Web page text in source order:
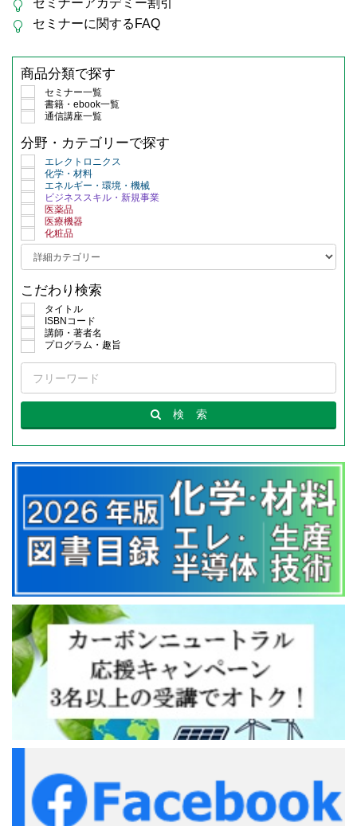
セミナーに関するFAQ
商品分類で探す
セミナー一覧
書籍・ebook一覧
通信講座一覧
分野・カテゴリーで探す
エレクトロニクス
化学・材料
エネルギー・環境・機械
ビジネススキル・新規事業
医薬品
医療機器
化粧品
こだわり検索
タイトル
ISBNコード
講師・著者名
プログラム・趣旨
検 索